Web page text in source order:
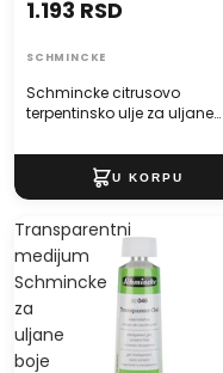
Schmincke citrusovo
terpentinsko ulje za uljane
1.193 RSD
SCHMINCKE
Transparentni
medijum
Schmincke
za
uljane
boje